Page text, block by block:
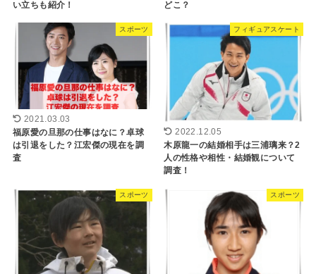
い立ちも紹介！
どこ？
スポーツ
2021.03.03
福原愛の旦那の仕事はなに？卓球
は引退をした？江宏傑の現在を調
査
フィギュアスケート
2022.12.05
木原龍一の結婚相手は三浦璃来？2
人の性格や相性・結婚観について
調査！
スポーツ スポーツ